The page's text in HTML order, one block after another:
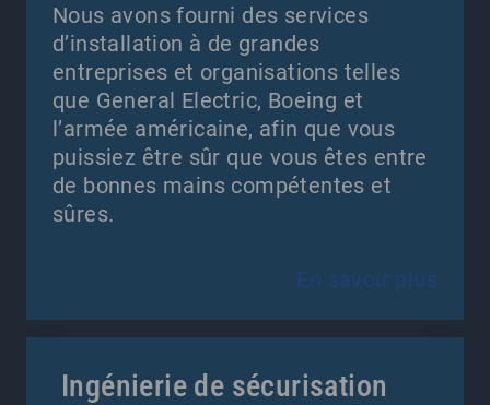
Nous avons fourni des services
d’installation à de grandes
entreprises et organisations telles
que General Electric, Boeing et
l’armée américaine, afin que vous
puissiez être sûr que vous êtes entre
de bonnes mains compétentes et
sûres.
En savoir plus
Ingénierie de sécurisation